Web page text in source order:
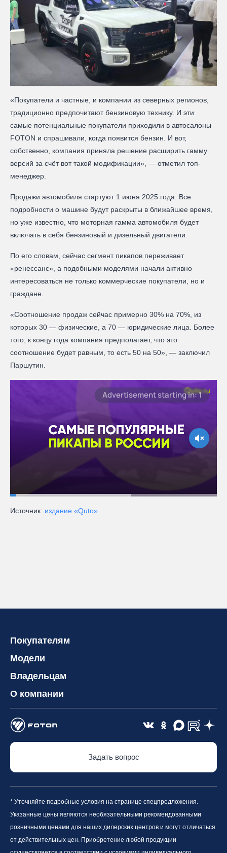
«Покупатели и частные, и компании из северных регионов,
традиционно предпочитают бензиновую технику. И эти
самые потенциальные покупатели приходили в автосалоны
FOTON и спрашивали, когда появится бензин. И вот,
собственно, компания приняла решение расширить гамму
версий за счёт вот такой модификации», — отметил топ-
менеджер.
Продажи автомобиля стартуют 1 июня 2025 года. Все
подробности о машине будут раскрыты в ближайшее время,
но уже известно, что моторная гамма автомобиля будет
включать в себя бензиновый и дизельный двигатели.
По его словам, сейчас сегмент пикапов переживает
«ренессанс», а подобными моделями начали активно
интересоваться не только коммерческие покупатели, но и
граждане.
«Соотношение продаж сейчас примерно 30% на 70%, из
которых 30 — физические, а 70 — юридические лица. Более
того, к концу года компания предполагает, что это
соотношение будет равным, то есть 50 на 50», — заключил
Паршутин.
Источник: издание «Quto»
Покупателям
Модели
Владельцам
О компании
Задать вопрос
* Уточняйте подробные условия на странице спецпредложения.
Указанные цены являются необязательными рекомендованными
розничными ценами для наших дилерских центров и могут отличаться
от действительных цен. Приобретение любой продукции